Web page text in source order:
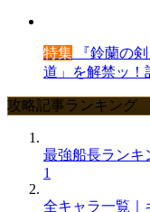
特集 『鈴蘭の
道」を解禁ッ！
攻略記事ランキング
最強船長ランキ
1
全キャラ一覧｜